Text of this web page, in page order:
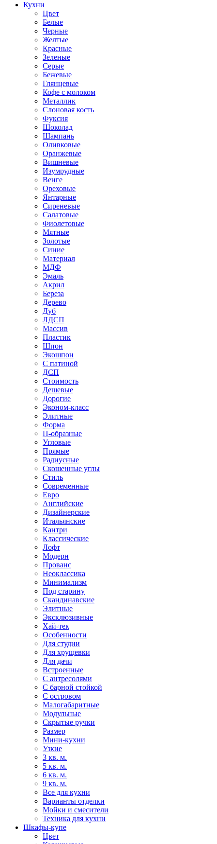
Кухни
Цвет
Белые
Черные
Желтые
Красные
Зеленые
Серые
Бежевые
Глянцевые
Кофе с молоком
Металлик
Слоновая кость
Фуксия
Шоколад
Шампань
Оливковые
Оранжевые
Вишневые
Изумрудные
Венге
Ореховые
Янтарные
Сиреневые
Салатовые
Фиолетовые
Мятные
Золотые
Синие
Материал
МДФ
Эмаль
Акрил
Береза
Дерево
Дуб
ЛДСП
Массив
Пластик
Шпон
Экошпон
С патиной
ДСП
Стоимость
Дешевые
Дорогие
Эконом-класс
Элитные
Форма
П-образные
Угловые
Прямые
Радиусные
Скошенные углы
Стиль
Современные
Евро
Английские
Дизайнерские
Итальянские
Кантри
Классические
Лофт
Модерн
Прованс
Неоклассика
Минимализм
Под старину
Скандинавские
Элитные
Эксклюзивные
Хай-тек
Особенности
Для студии
Для хрущевки
Для дачи
Встроенные
С антресолями
С барной стойкой
С островом
Малогабаритные
Модульные
Скрытые ручки
Размер
Мини-кухни
Узкие
3 кв. м.
5 кв. м.
6 кв. м.
9 кв. м.
Все для кухни
Варианты отделки
Мойки и смесители
Техника для кухни
Шкафы-купе
Цвет